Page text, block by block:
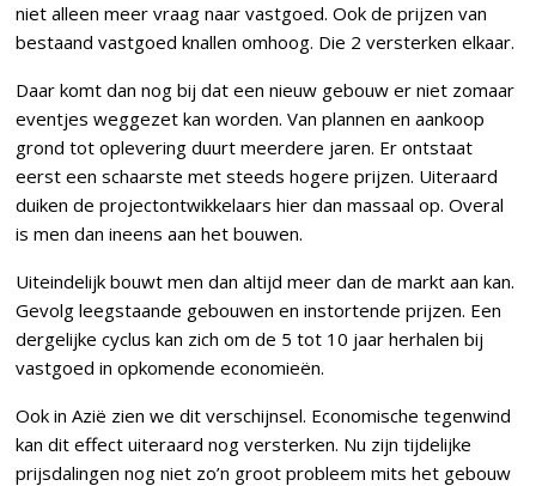
niet alleen meer vraag naar vastgoed. Ook de prijzen van
bestaand vastgoed knallen omhoog. Die 2 versterken elkaar.
Daar komt dan nog bij dat een nieuw gebouw er niet zomaar
eventjes weggezet kan worden. Van plannen en aankoop
grond tot oplevering duurt meerdere jaren. Er ontstaat
eerst een schaarste met steeds hogere prijzen. Uiteraard
duiken de projectontwikkelaars hier dan massaal op. Overal
is men dan ineens aan het bouwen.
Uiteindelijk bouwt men dan altijd meer dan de markt aan kan.
Gevolg leegstaande gebouwen en instortende prijzen. Een
dergelijke cyclus kan zich om de 5 tot 10 jaar herhalen bij
vastgoed in opkomende economieën.
Ook in Azië zien we dit verschijnsel. Economische tegenwind
kan dit effect uiteraard nog versterken. Nu zijn tijdelijke
prijsdalingen nog niet zo’n groot probleem mits het gebouw